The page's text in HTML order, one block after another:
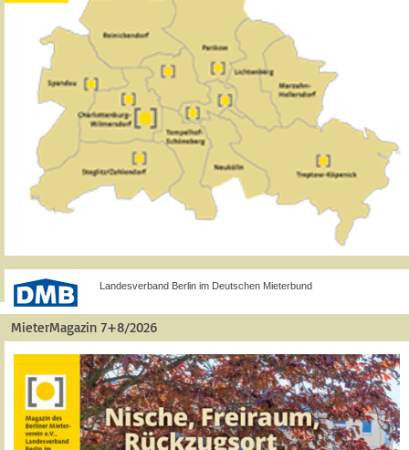
Landesverband Berlin im Deutschen Mieterbund
MieterMagazin 7+8/2026